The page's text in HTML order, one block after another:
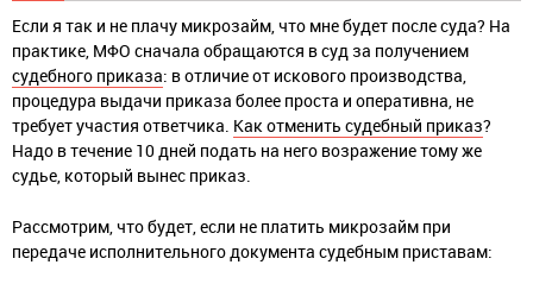
Если я так и не плачу микрозайм, что мне будет после суда? На
практике, МФО сначала обращаются в суд за получением
судебного приказа: в отличие от искового производства,
процедура выдачи приказа более проста и оперативна, не
требует участия ответчика. Как отменить судебный приказ?
Надо в течение 10 дней подать на него возражение тому же
судье, который вынес приказ.
Рассмотрим, что будет, если не платить микрозайм при
передаче исполнительного документа судебным приставам: